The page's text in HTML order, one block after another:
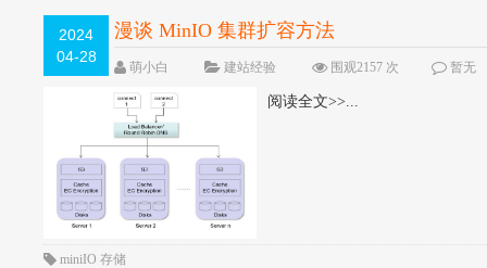
2024
04-28
漫谈 MinIO 集群扩容方法
萌小白 建站经验 围观2157 次 暂无
阅读全文>>...
miniIO存储